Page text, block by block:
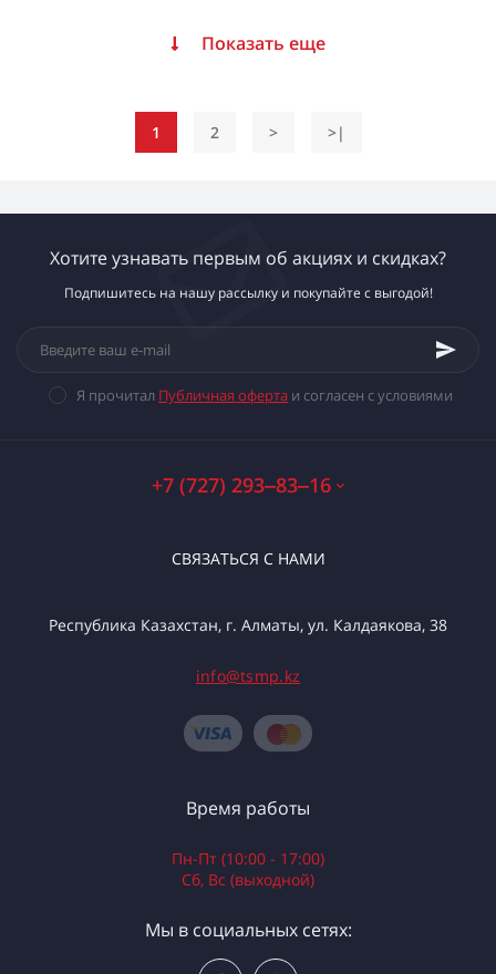
Показать еще
1 2 > >|
Хотите узнавать первым об акциях и скидках?
Подпишитесь на нашу рассылку и покупайте с выгодой!
Я прочитал Публичная оферта и согласен с условиями
+7 (727) 293‒83‒16
СВЯЗАТЬСЯ С НАМИ
Республика Казахстан, г. Алматы, ул. Калдаякова, 38
info@tsmp.kz
Время работы
Пн-Пт (10:00 - 17:00)
Сб, Вс (выходной)
Мы в социальных сетях: